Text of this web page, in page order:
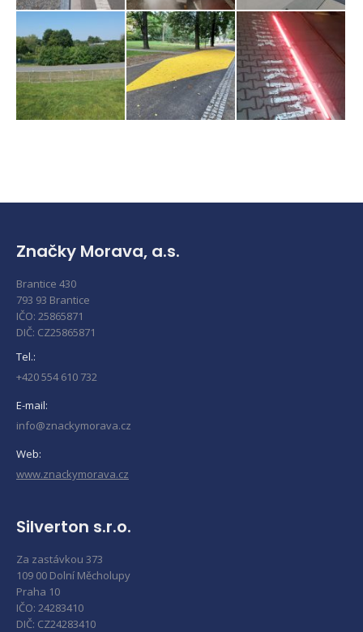
Značky Morava, a.s.
Brantice 430
793 93 Brantice
IČO: 25865871
DIČ: CZ25865871
Tel.:
+420 554 610 732
E-mail:
info@znackymorava.cz
Web:
www.znackymorava.cz
Silverton s.r.o.
Za zastávkou 373
109 00 Dolní Měcholupy
Praha 10
IČO: 24283410
DIČ: CZ24283410